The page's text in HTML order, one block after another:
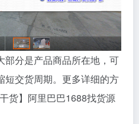
部分是产品商品所在地，可
短交货周期。更多详细的方
干货】阿里巴巴1688找货源